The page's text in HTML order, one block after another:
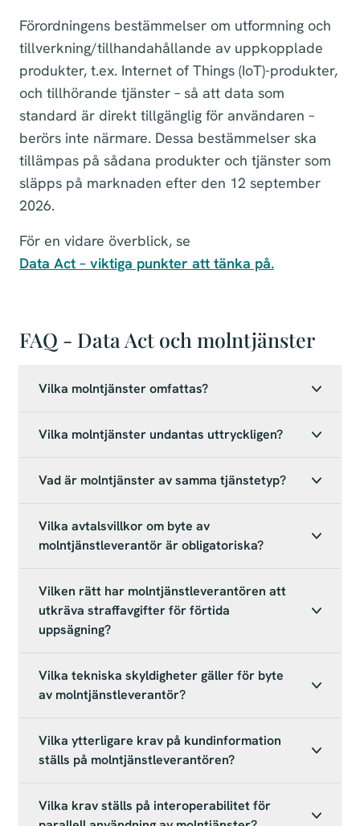
Förordningens bestämmelser om utformning och
tillverkning/tillhandahållande av uppkopplade
produkter, t.ex. Internet of Things (IoT)-produkter,
och tillhörande tjänster – så att data som
standard är direkt tillgänglig för användaren –
berörs inte närmare. Dessa bestämmelser ska
tillämpas på sådana produkter och tjänster som
släpps på marknaden efter den 12 september
2026.
För en vidare överblick, se
Data Act – viktiga punkter att tänka på.
FAQ - Data Act och molntjänster
Vilka molntjänster omfattas?
Vilka molntjänster undantas uttryckligen?
Vad är molntjänster av samma tjänstetyp?
Vilka avtalsvillkor om byte av
molntjänstleverantör är obligatoriska?
Vilken rätt har molntjänstleverantören att
utkräva straffavgifter för förtida
uppsägning?
Vilka tekniska skyldigheter gäller för byte
av molntjänstleverantör?
Vilka ytterligare krav på kundinformation
ställs på molntjänstleverantören?
Vilka krav ställs på interoperabilitet för